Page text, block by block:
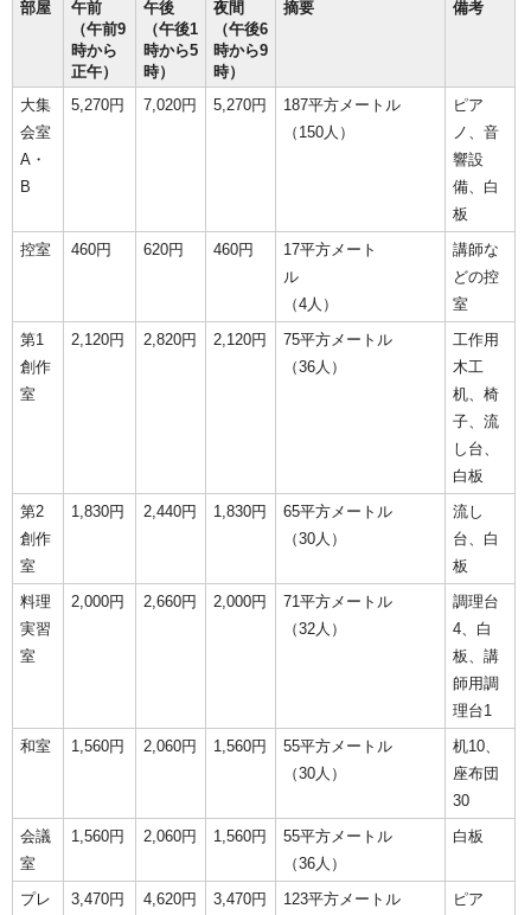
部屋
午前
（午前9
時から
正午）
午後
（午後1
時から5
時）
夜間
（午後6
時から9
時）
摘要 備考
大集
会室
A・
B
5,270円 7,020円 5,270円
187平方メートル
（150人）
ピア
ノ、音
響設
備、白
板
控室
460円 620円 460円
17平方メート
ル
（4人）
講師な
どの控
室
第1
創作
室
2,120円 2,820円 2,120円
75平方メートル
（36人）
工作用
木工
机、椅
子、流
し台、
白板
第2
創作
室
1,830円 2,440円 1,830円
65平方メートル
（30人）
流し
台、白
板
料理
実習
室
2,000円 2,660円 2,000円
71平方メートル
（32人）
調理台
4、白
板、講
師用調
理台1
和室
1,560円 2,060円 1,560円
55平方メートル
（30人）
机10、
座布団
30
会議
室
1,560円 2,060円 1,560円
55平方メートル
（36人）
白板
プレ
3,470円 4,620円 3,470円 123平方メートル
ピア